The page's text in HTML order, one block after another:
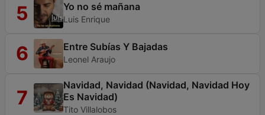
5 Yo no sé mañana
Luis Enrique
6 Entre Subías Y Bajadas
Leonel Araujo
7
Navidad, Navidad (Navidad, Navidad Hoy
Es Navidad)
Tito Villalobos